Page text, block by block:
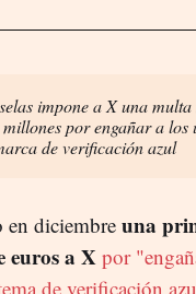
impone a X una
millones por engañar a los
de verificación azul
en diciembre una
euros a X por
de verificación